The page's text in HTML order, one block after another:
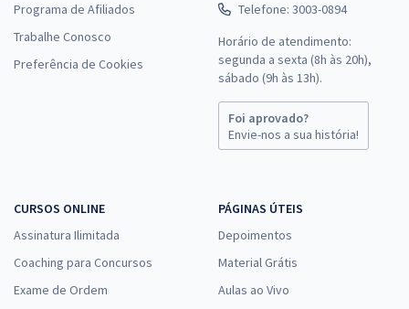
Programa de Afiliados
Trabalhe Conosco
Preferência de Cookies
Telefone: 3003-0894
Horário de atendimento:
segunda a sexta (8h às 20h),
sábado (9h às 13h).
Foi aprovado?
Envie-nos a sua história!
CURSOS ONLINE
Assinatura Ilimitada
Coaching para Concursos
Exame de Ordem
PÁGINAS ÚTEIS
Depoimentos
Material Grátis
Aulas ao Vivo